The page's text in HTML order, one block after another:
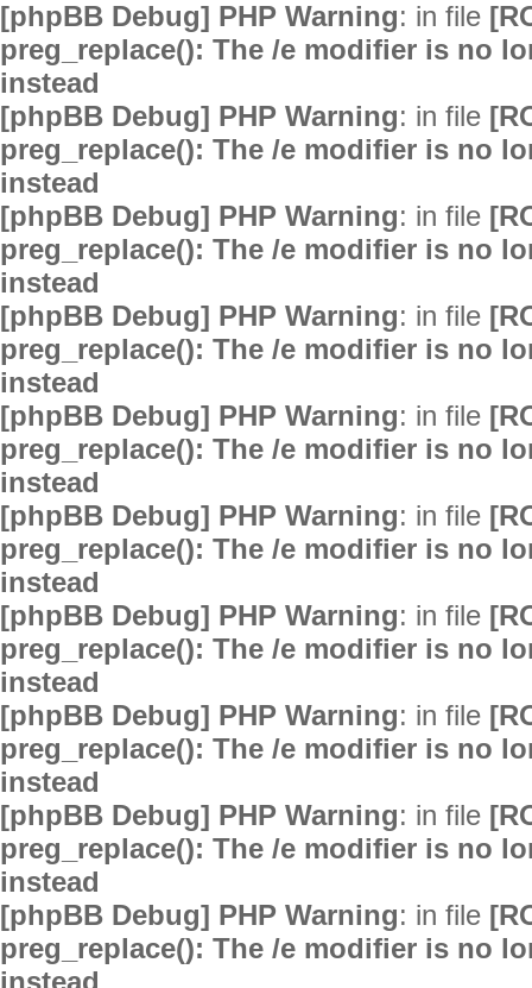
[phpBB Debug] PHP Warning: in file
preg_replace(): The /e modifier is no
instead
[phpBB Debug] PHP Warning: in file
preg_replace(): The /e modifier is no
instead
[phpBB Debug] PHP Warning: in file
preg_replace(): The /e modifier is no
instead
[phpBB Debug] PHP Warning: in file
preg_replace(): The /e modifier is no
instead
[phpBB Debug] PHP Warning: in file
preg_replace(): The /e modifier is no
instead
[phpBB Debug] PHP Warning: in file
preg_replace(): The /e modifier is no
instead
[phpBB Debug] PHP Warning: in file
preg_replace(): The /e modifier is no
instead
[phpBB Debug] PHP Warning: in file
preg_replace(): The /e modifier is no
instead
[phpBB Debug] PHP Warning: in file
preg_replace(): The /e modifier is no
instead
[phpBB Debug] PHP Warning: in file
preg_replace(): The /e modifier is no
instead